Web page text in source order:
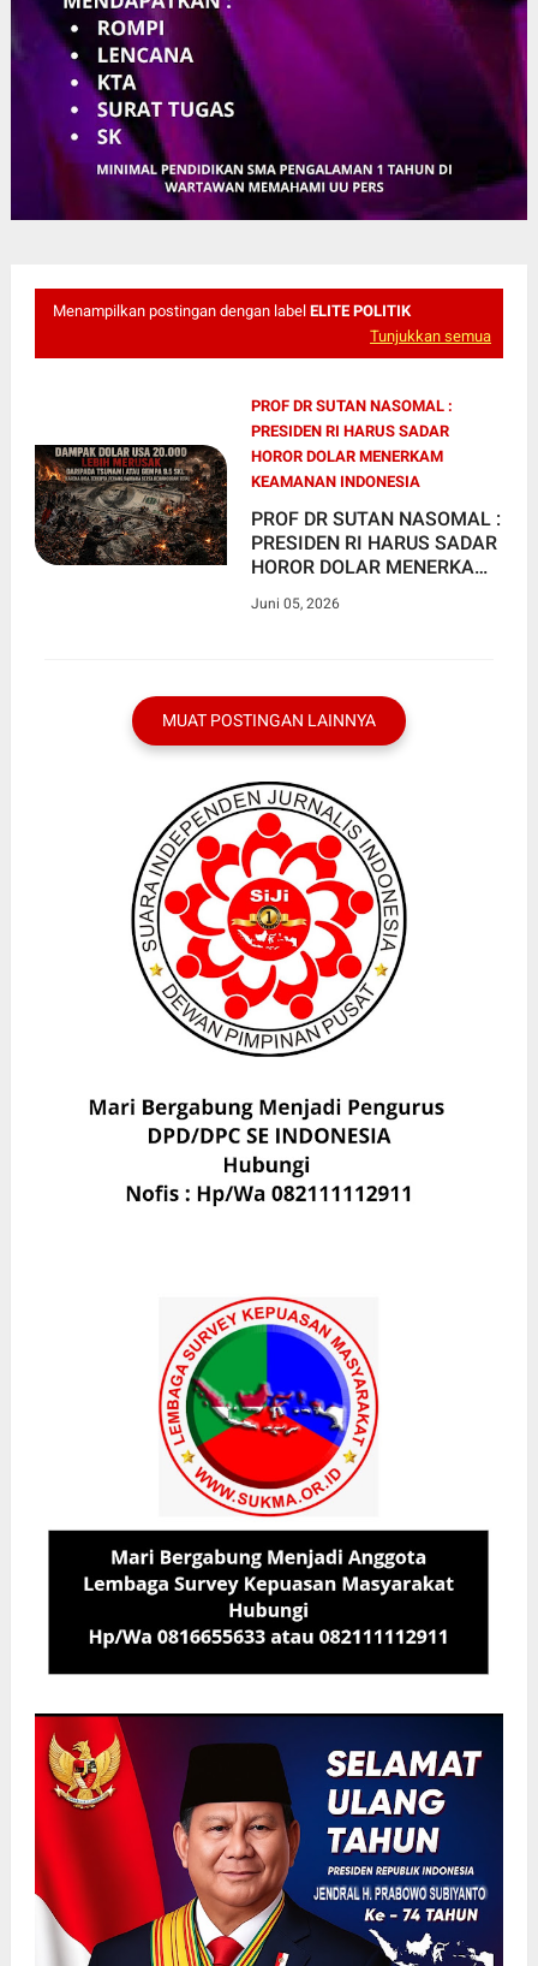
Menampilkan postingan dengan label ELITE POLITIK
Tunjukkan semua
PROF DR SUTAN NASOMAL :
PRESIDEN RI HARUS SADAR
HOROR DOLAR MENERKAM
KEAMANAN INDONESIA
PROF DR SUTAN NASOMAL :
PRESIDEN RI HARUS SADAR
HOROR DOLAR MENERKAM
Juni 05, 2026
MUAT POSTINGAN LAINNYA